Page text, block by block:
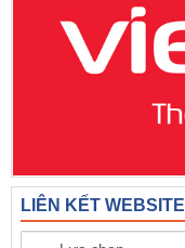
LIÊN KẾT WEBSITE